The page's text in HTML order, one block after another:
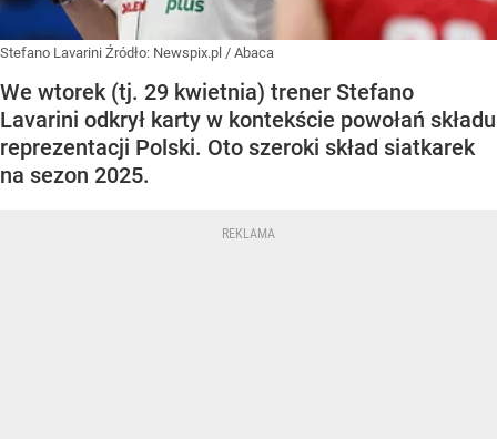
Stefano Lavarini Źródło: Newspix.pl / Abaca
We wtorek (tj. 29 kwietnia) trener Stefano
Lavarini odkrył karty w kontekście powołań składu
reprezentacji Polski. Oto szeroki skład siatkarek
na sezon 2025.